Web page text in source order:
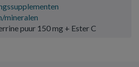
mineralen
puur 150 mg + Ester C